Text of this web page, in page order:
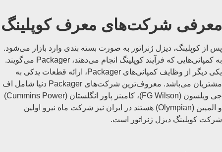
معرفی شرکت‌های معرف کوپلینگ
پس از کوپلینگ، دیزل ژنراتور به صورت بسته بندی وارد بازار می‌شود.
به کمپانی‌هایی که فرآیند کوپلینگ انجام می‌دهند، Packager می‌گویند.
یکی دیگر از وظایف کمپانی‌های Packager، ارائه قطعات یدکی به
مشتریان می‌باشد. معروف‌ترین شرکت‌های Packager دنیا شامل اف
جی ویلسون (FG Wilson)، کامینز پاور انگلستان (Cummins Power)
و المپین (Olympian) هستند در ایران نیز شرکت ماه نیرو اولین
شرکت کوپلینگ دیزل ژنراتور است.